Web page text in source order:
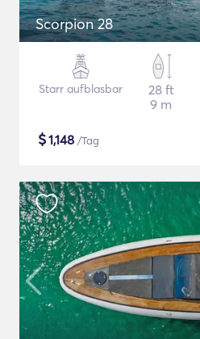
Scorpion 28
Starr aufblasbar
28 ft
9 m
$1,148 /Tag